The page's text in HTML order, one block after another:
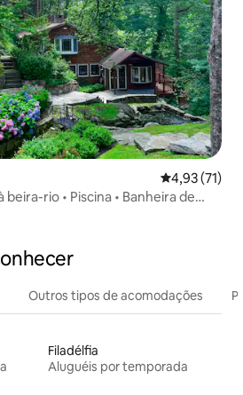
4,93 de uma
4,93 (71)
rio • Piscina • Banheira de
Outros tipos de acomodações
Filadélfia
Aluguéis por temporada